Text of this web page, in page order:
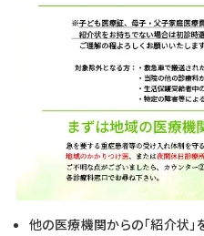
他の医療機関からの「紹介状」